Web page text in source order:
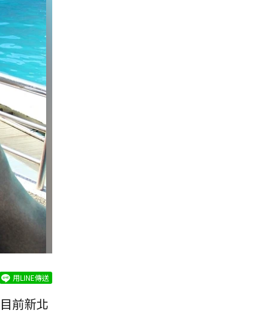
用LINE傳送
前新北